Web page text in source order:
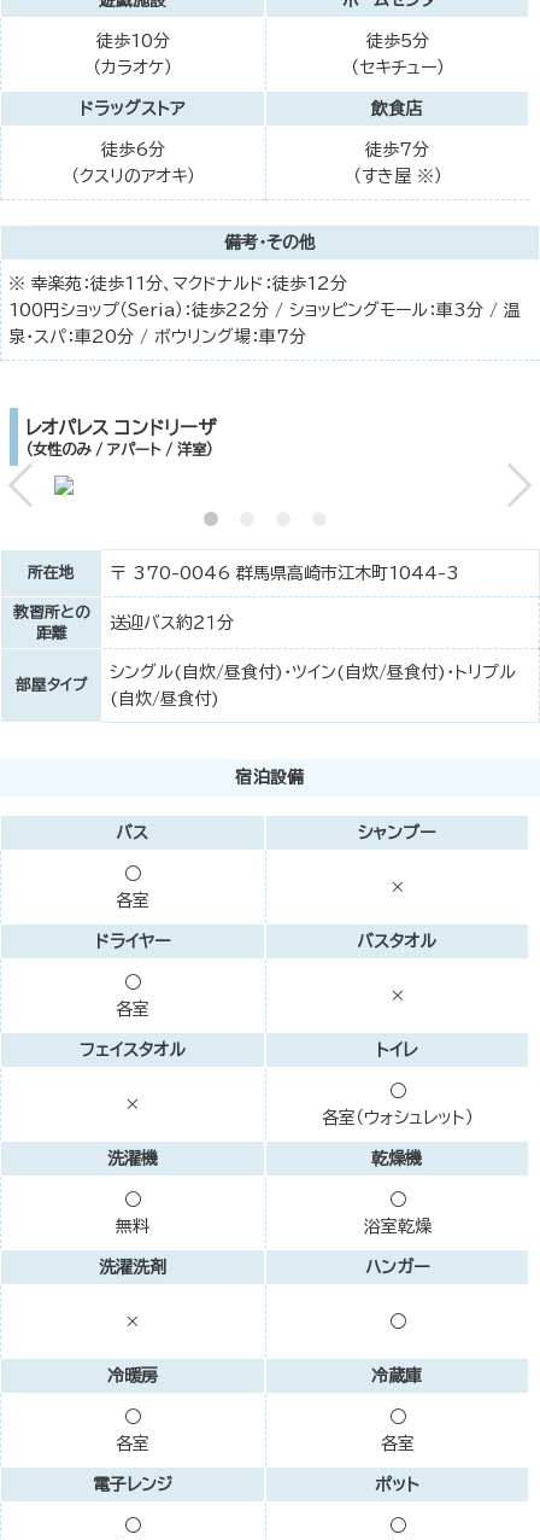
徒歩10分
（カラオケ）
徒歩5分
（セキチュー）
ドラッグストア
徒歩6分
（クスリのアオキ）
飲食店
徒歩7分
（すき屋 ※）
備考・その他
※ 幸楽苑：徒歩11分、マクドナルド：徒歩12分
100円ショップ（Seria）：徒歩22分 / ショッピングモール：車3分 / 温
泉・スパ：車20分 / ボウリング場：車7分
レオパレス コンドリーザ
（女性のみ / アパート / 洋室）
所在地 〒 370-0046 群馬県高崎市江木町1044-3
教習所との
距離
送迎バス約２１分
部屋タイプ
シングル(自炊/昼食付)・ツイン(自炊/昼食付)・トリプル
(自炊/昼食付)
宿泊設備
バス
○
各室
シャンプー
×
ドライヤー
○
各室
バスタオル
×
フェイスタオル
×
トイレ
○
各室（ウォシュレット）
洗濯機
○
無料
乾燥機
○
浴室乾燥
洗濯洗剤
×
ハンガー
○
冷暖房
○
各室
冷蔵庫
○
各室
電子レンジ
○
ポット
○